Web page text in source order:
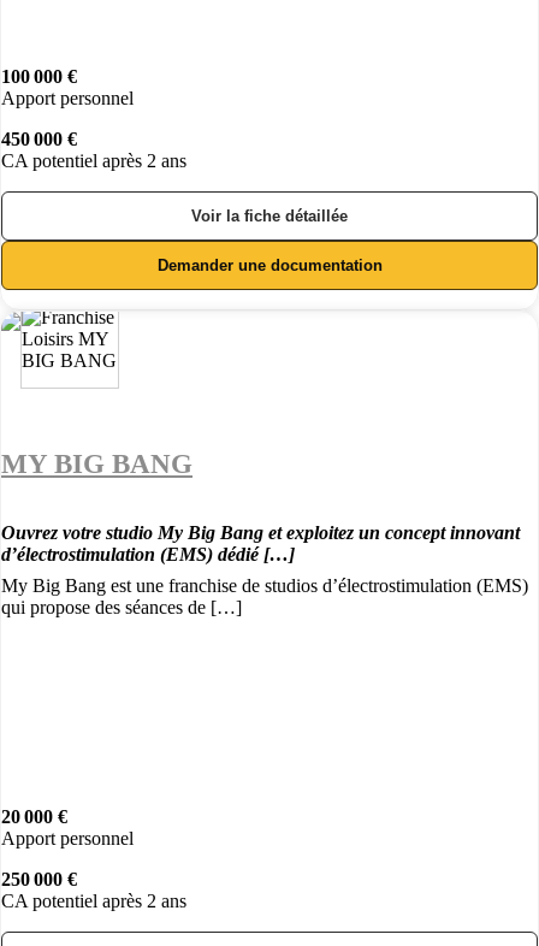
100 000 €
Apport personnel
450 000 €
CA potentiel après 2 ans
Voir la fiche détaillée
Demander une documentation
MY BIG BANG
Ouvrez votre studio My Big Bang et exploitez un concept innovant
d’électrostimulation (EMS) dédié […]
My Big Bang est une franchise de studios d’électrostimulation (EMS)
qui propose des séances de […]
20 000 €
Apport personnel
250 000 €
CA potentiel après 2 ans